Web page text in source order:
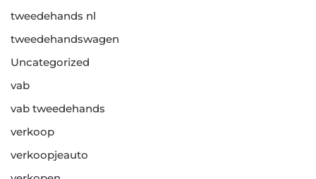
tweedehands nl
tweedehandswagen
Uncategorized
vab
vab tweedehands
verkoop
verkoopjeauto